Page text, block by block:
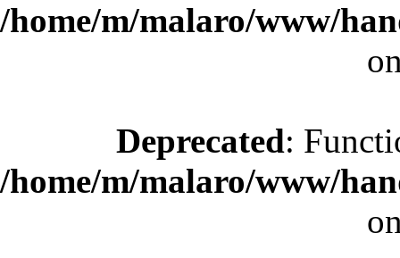
/home/m/malaro/www/
Deprecated:
/home/m/malaro/www/